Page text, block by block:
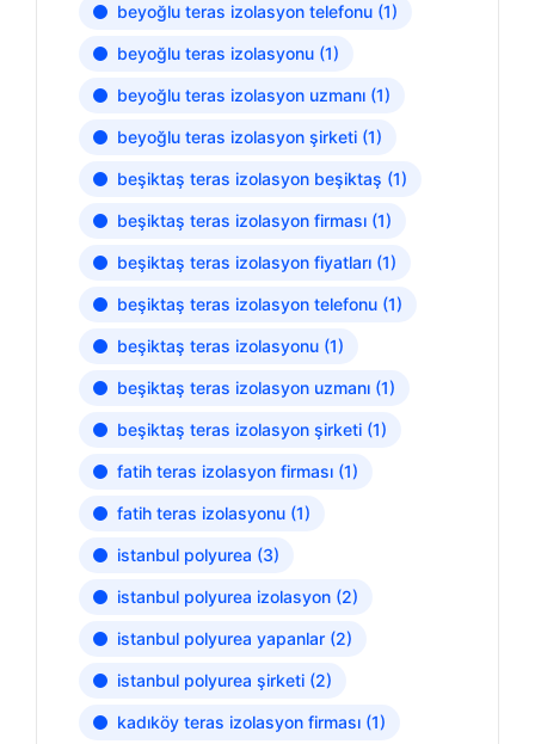
beyoğlu teras izolasyon telefonu (1)
beyoğlu teras izolasyonu (1)
beyoğlu teras izolasyon uzmanı (1)
beyoğlu teras izolasyon şirketi (1)
beşiktaş teras izolasyon beşiktaş (1)
beşiktaş teras izolasyon firması (1)
beşiktaş teras izolasyon fiyatları (1)
beşiktaş teras izolasyon telefonu (1)
beşiktaş teras izolasyonu (1)
beşiktaş teras izolasyon uzmanı (1)
beşiktaş teras izolasyon şirketi (1)
fatih teras izolasyon firması (1)
fatih teras izolasyonu (1)
istanbul polyurea (3)
istanbul polyurea izolasyon (2)
istanbul polyurea yapanlar (2)
istanbul polyurea şirketi (2)
kadıköy teras izolasyon firması (1)